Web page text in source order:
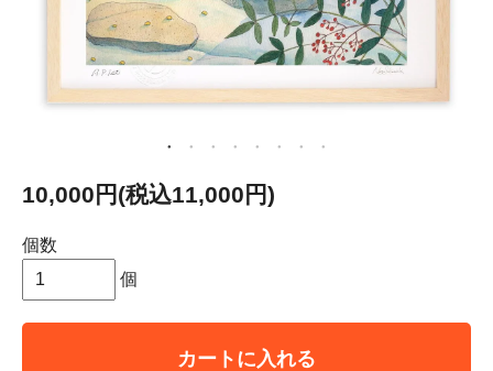
10,000円(税込11,000円)
個数
個
カートに入れる